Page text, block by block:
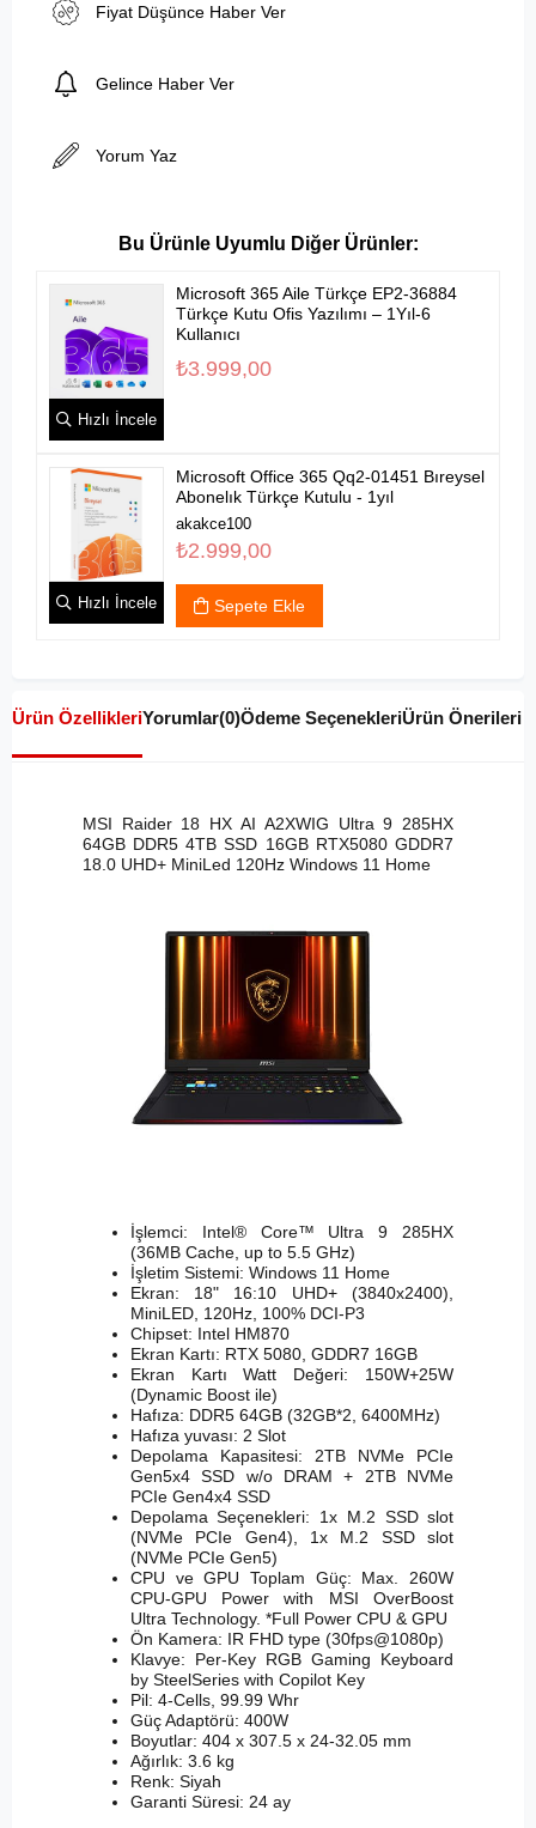
Fiyat Düşünce Haber Ver
Gelince Haber Ver
Yorum Yaz
Hızlı İncele
Microsoft 365 Aile Türkçe EP2-36884
Türkçe Kutu Ofis Yazılımı – 1Yıl-6
Kullanıcı
₺3.999,00
Hızlı İncele
Microsoft Office 365 Qq2-01451 Bıreysel
Abonelık Türkçe Kutulu - 1yıl
akakce100
₺2.999,00
Sepete Ekle
Ürün ÖzellikleriYorumlar(0)Ödeme SeçenekleriÜrün Önerileri
MSI Raider 18 HX AI A2XWIG Ultra 9 285HX
64GB DDR5 4TB SSD 16GB RTX5080 GDDR7
18.0 UHD+ MiniLed 120Hz Windows 11 Home
İşlemci: Intel® Core™ Ultra 9 285HX
(36MB Cache, up to 5.5 GHz)
İşletim Sistemi: Windows 11 Home
Ekran: 18" 16:10 UHD+ (3840x2400),
MiniLED, 120Hz, 100% DCI-P3
Chipset: Intel HM870
Ekran Kartı: RTX 5080, GDDR7 16GB
Ekran Kartı Watt Değeri: 150W+25W
(Dynamic Boost ile)
Hafıza: DDR5 64GB (32GB*2, 6400MHz)
Hafıza yuvası: 2 Slot
Depolama Kapasitesi: 2TB NVMe PCIe
Gen5x4 SSD w/o DRAM + 2TB NVMe
PCIe Gen4x4 SSD
Depolama Seçenekleri: 1x M.2 SSD slot
(NVMe PCIe Gen4), 1x M.2 SSD slot
(NVMe PCIe Gen5)
CPU ve GPU Toplam Güç: Max. 260W
CPU-GPU Power with MSI OverBoost
Ultra Technology. *Full Power CPU & GPU
Ön Kamera: IR FHD type (30fps@1080p)
Klavye: Per-Key RGB Gaming Keyboard
by SteelSeries with Copilot Key
Pil: 4-Cells, 99.99 Whr
Güç Adaptörü: 400W
Boyutlar: 404 x 307.5 x 24-32.05 mm
Ağırlık: 3.6 kg
Renk: Siyah
Garanti Süresi: 24 ay